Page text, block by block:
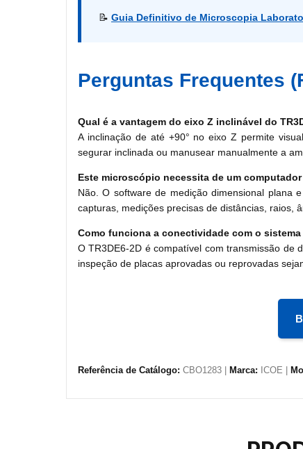
📝 Guia Definitivo de Microscopia
Perguntas Frequentes
Qual é a vantagem do eixo Z inclinável do
A inclinação de até +90° no eixo Z permite
segurar inclinada ou manusear manualmente a
Este microscópio necessita de um
Não. O software de medição dimensional plana
capturas, medições precisas de distâncias, raios,
Como funciona a conectividade com o
O TR3DE6-2D é compatível com transmissão de
inspeção de placas aprovadas ou reprovadas
Referência de Catálogo: CBO1283 | Marca: ICOE |